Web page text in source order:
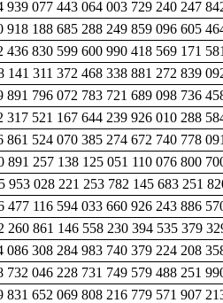
939 077 443 064 003 729 240 247
918 188 685 288 249 859 096 605
436 830 599 600 990 418 569 171
141 311 372 468 338 881 272 839
891 796 072 783 721 689 098 736
317 521 167 644 239 926 010 288
861 524 070 385 274 672 740 778
891 257 138 125 051 110 076 800
953 028 221 253 782 145 683 251
477 116 594 033 660 926 243 886
260 861 146 558 230 394 535 379
086 308 284 983 740 379 224 208
732 046 228 731 749 579 488 251
652 069 808 216 779 571 907